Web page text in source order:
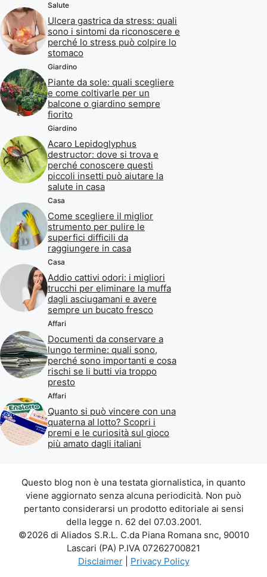
Salute
Ulcera gastrica da stress: quali
sono i sintomi da riconoscere e
perché lo stress può colpire lo
stomaco
Giardino
Piante da sole: quali scegliere
e come coltivarle per un
balcone o giardino sempre
fiorito
Giardino
Acaro Lepidoglyphus
destructor: dove si trova e
perché conoscere questi
piccoli insetti può aiutare la
salute in casa
Casa
Come scegliere il miglior
strumento per pulire le
superfici difficili da
raggiungere in casa
Casa
Addio cattivi odori: i migliori
trucchi per eliminare la muffa
dagli asciugamani e avere
sempre un bucato fresco
Affari
Documenti da conservare a
lungo termine: quali sono,
perché sono importanti e cosa
rischi se li butti via troppo
presto
Affari
Quanto si può vincere con una
quaterna al lotto? Scopri i
premi e le curiosità sul gioco
più amato dagli italiani
Questo blog non è una testata giornalistica, in quanto
viene aggiornato senza alcuna periodicità. Non può
pertanto considerarsi un prodotto editoriale ai sensi
della legge n. 62 del 07.03.2001.
©2026 di Aliados S.R.L. C.da Piana Romana snc, 90010
Lascari (PA) P.IVA 07262700821
Disclaimer| Privacy Policy